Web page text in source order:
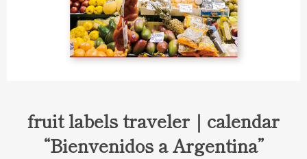
fruit labels traveler｜calendar
“Bienvenidos a Argentina”